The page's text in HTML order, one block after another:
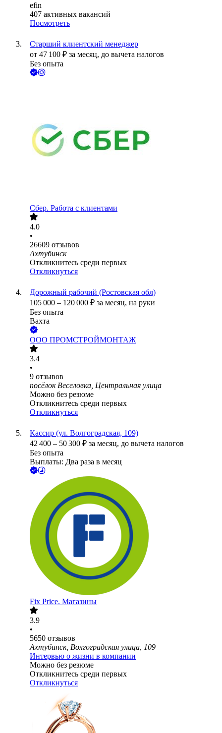
efin
407 активных вакансий
Посмотреть
Старший клиентский менеджер
от 47 100 ₽ за месяц, до вычета налогов
Без опыта
Сбер. Работа с клиентами
4.0
•
26609 отзывов
Ахтубинск
Откликнитесь среди первых
Откликнуться
Дорожный рабочий (Ростовская обл)
105 000 – 120 000 ₽ за месяц, на руки
Без опыта
Вахта
ООО ПРОМСТРОЙМОНТАЖ
3.4
•
9 отзывов
посёлок Веселовка, Центральная улица
Можно без резюме
Откликнитесь среди первых
Откликнуться
Кассир (ул. Волгоградская, 109)
42 400 – 50 300 ₽ за месяц, до вычета налогов
Без опыта
Выплаты: Два раза в месяц
Fix Price. Магазины
3.9
•
5650 отзывов
Ахтубинск, Волгоградская улица, 109
Интервью о жизни в компании
Можно без резюме
Откликнитесь среди первых
Откликнуться